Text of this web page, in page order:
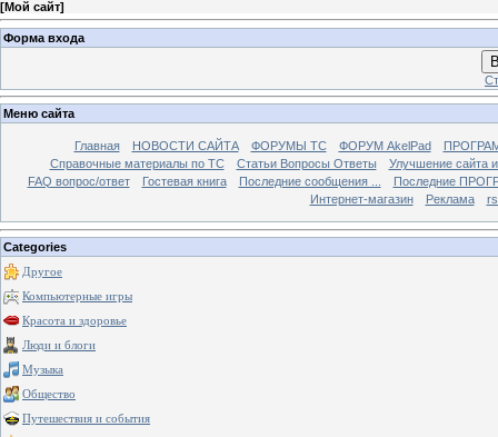
[Мой сайт]
Форма входа
Меню сайта
Главная НОВОСТИ САЙТА ФОРУМЫ TC ФОРУМ AkelPad
Справочные материалы по TС
Статьи Вопросы Ответы
Улучшение сайта
FAQ вопрос/ответ
Гостевая книга Последние сообщения ...
Последние
Интернет-магазин
Реклама
Categories
Другое
Компьютерные игры
Красота и здоровье
Люди и блоги
Музыка
Общество
Путешествия и события